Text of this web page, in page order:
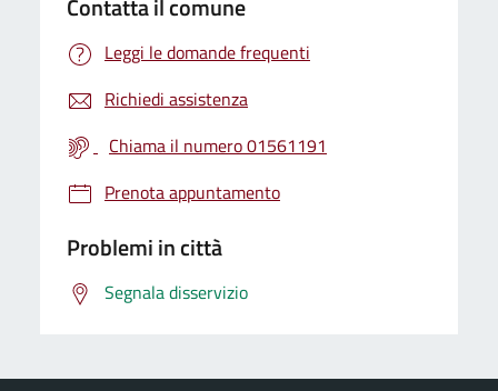
Contatta il comune
Leggi le domande frequenti
Richiedi assistenza
Chiama il numero 01561191
Prenota appuntamento
Problemi in città
Segnala disservizio